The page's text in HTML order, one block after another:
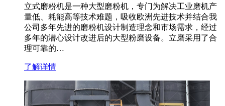
立式磨粉机是一种大型磨粉机，专门为解决工业磨机产
量低、耗能高等技术难题，吸收欧洲先进技术并结合我
公司多年先进的磨粉机设计制造理念和市场需求，经过
多年的潜心设计改进后的大型粉磨设备。立磨采用了合
理可靠的…
了解详情